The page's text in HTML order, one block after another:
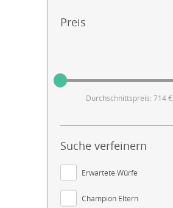
Preis
Durchschnittspreis: 714 €
Suche verfeinern
Erwartete Würfe
Champion Eltern